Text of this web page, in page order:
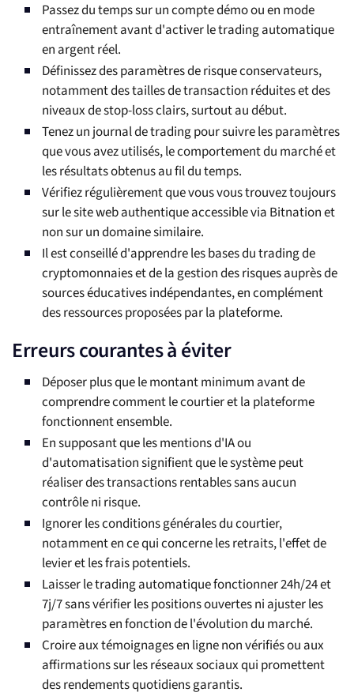
Passez du temps sur un compte démo ou en mode
entraînement avant d'activer le trading automatique
en argent réel.
Définissez des paramètres de risque conservateurs,
notamment des tailles de transaction réduites et des
niveaux de stop-loss clairs, surtout au début.
Tenez un journal de trading pour suivre les paramètres
que vous avez utilisés, le comportement du marché et
les résultats obtenus au fil du temps.
Vérifiez régulièrement que vous vous trouvez toujours
sur le site web authentique accessible via Bitnation et
non sur un domaine similaire.
Il est conseillé d'apprendre les bases du trading de
cryptomonnaies et de la gestion des risques auprès de
sources éducatives indépendantes, en complément
des ressources proposées par la plateforme.
Erreurs courantes à éviter
Déposer plus que le montant minimum avant de
comprendre comment le courtier et la plateforme
fonctionnent ensemble.
En supposant que les mentions d'IA ou
d'automatisation signifient que le système peut
réaliser des transactions rentables sans aucun
contrôle ni risque.
Ignorer les conditions générales du courtier,
notamment en ce qui concerne les retraits, l'effet de
levier et les frais potentiels.
Laisser le trading automatique fonctionner 24h/24 et
7j/7 sans vérifier les positions ouvertes ni ajuster les
paramètres en fonction de l'évolution du marché.
Croire aux témoignages en ligne non vérifiés ou aux
affirmations sur les réseaux sociaux qui promettent
des rendements quotidiens garantis.